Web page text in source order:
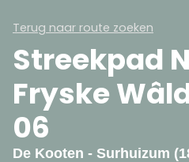
Terug naar route zoeken
Streekpad
Fryske
06
De Kooten - Surhuizum